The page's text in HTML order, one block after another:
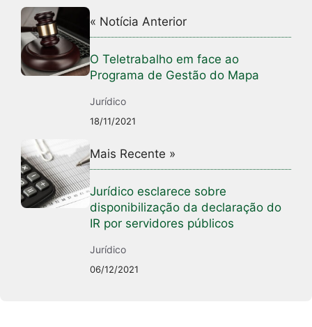
« Notícia Anterior
O Teletrabalho em face ao
Programa de Gestão do Mapa
Jurídico
18/11/2021
Mais Recente »
Jurídico esclarece sobre
disponibilização da declaração do
IR por servidores públicos
Jurídico
06/12/2021